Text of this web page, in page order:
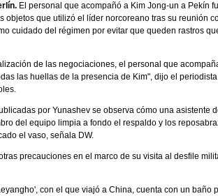
El personal que acompañó a Kim Jong-un a Pekín
objetos que utilizó el líder norcoreano tras su reunión
cuidado del régimen por evitar que queden rastros
de las negociaciones, el personal que
las huellas de la presencia de Kim", dijo el
por Yunashev se observa cómo una asistente
del equipo limpia a fondo el respaldo y los
el vaso, señala DW.
precauciones en el marco de su visita al desfile
con el que viajó a China, cuenta con un baño